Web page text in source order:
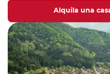
Alquila una